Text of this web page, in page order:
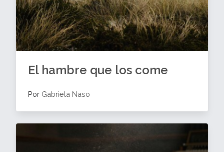
El hambre que los come
Por Gabriela Naso